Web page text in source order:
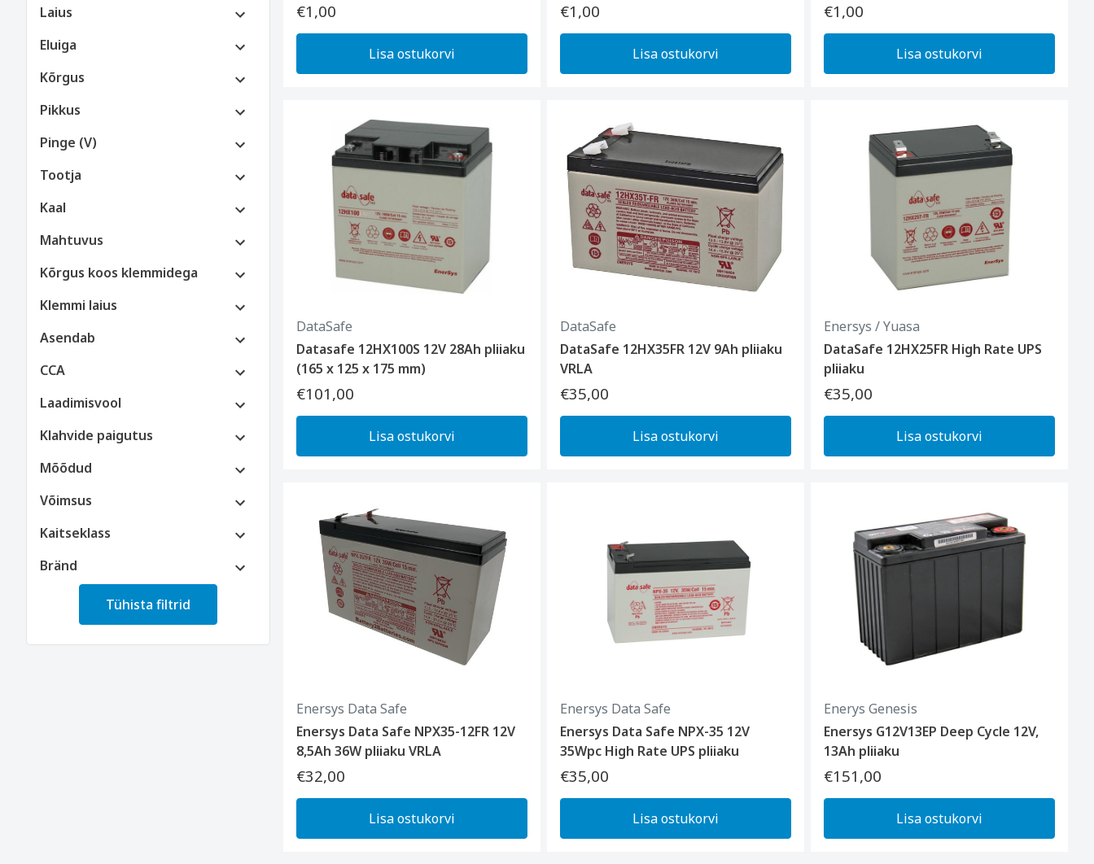
Laius
Eluiga
Kõrgus
Pikkus
Pinge (V)
Tootja
Kaal
Mahtuvus
Kõrgus koos klemmidega
Klemmi laius
Asendab
CCA
Laadimisvool
Klahvide paigutus
Mõõdud
Võimsus
Kaitseklass
Bränd
Tühista filtrid
€1,00
Lisa ostukorvi
€1,00
Lisa ostukorvi
€1,00
Lisa ostukorvi
DataSafe
Datasafe 12HX100S 12V 28Ah pliiaku
(165 x 125 x 175 mm)
€101,00
Lisa ostukorvi
DataSafe
DataSafe 12HX35FR 12V 9Ah pliiaku
VRLA
€35,00
Lisa ostukorvi
Enersys / Yuasa
DataSafe 12HX25FR High Rate UPS
pliiaku
€35,00
Lisa ostukorvi
Enersys Data Safe
Enersys Data Safe NPX35-12FR 12V
8,5Ah 36W pliiaku VRLA
€32,00
Lisa ostukorvi
Enersys Data Safe
Enersys Data Safe NPX-35 12V
35Wpc High Rate UPS pliiaku
€35,00
Lisa ostukorvi
Enerys Genesis
Enersys G12V13EP Deep Cycle 12V,
13Ah pliiaku
€151,00
Lisa ostukorvi